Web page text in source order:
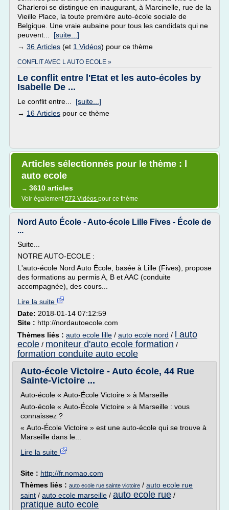
Charleroi se distingue en inaugurant, à Marcinelle, rue de la
Vieille Place, la toute première auto-école sociale de
Belgique. Une vraie aubaine pour tous les candidats qui ne
peuvent... [suite...]
→ 36 Articles (et 1 Vidéos) pour ce thème
CONFLIT AVEC L AUTO ECOLE »
Le conflit entre l'Etat et les auto-écoles by
Isabelle De ...
Le conflit entre... [suite...]
→ 16 Articles pour ce thème
Articles sélectionnés pour le thème : l
auto ecole
→ 3610 articles
Voir également572 Vidéos pour ce thème
Nord Auto École - Auto-école Lille Fives - École de
...
Suite...
NOTRE AUTO-ECOLE :
L'auto-école Nord Auto École, basée à Lille (Fives), propose
des formations au permis A, B et AAC (conduite
accompagnée), des cours...
Lire la suite
Date: 2018-01-14 07:12:59
Site : http://nordautoecole.com
Thèmes liés : auto ecole lille / auto ecole nord /
l auto
ecole / moniteur d'auto ecole formation /
formation conduite auto ecole
Auto-école Victoire - Auto école, 44 Rue
Sainte-Victoire ...
Auto-école « Auto-École Victoire » à Marseille
Auto-école « Auto-École Victoire » à Marseille : vous
connaissez ?
« Auto-École Victoire » est une auto-école qui se trouve à
Marseille dans le...
Lire la suite
Site : http://fr.nomao.com
Thèmes liés : auto ecole rue sainte victoire / auto ecole rue
saint / auto ecole marseille / auto ecole rue /
pratique auto ecole